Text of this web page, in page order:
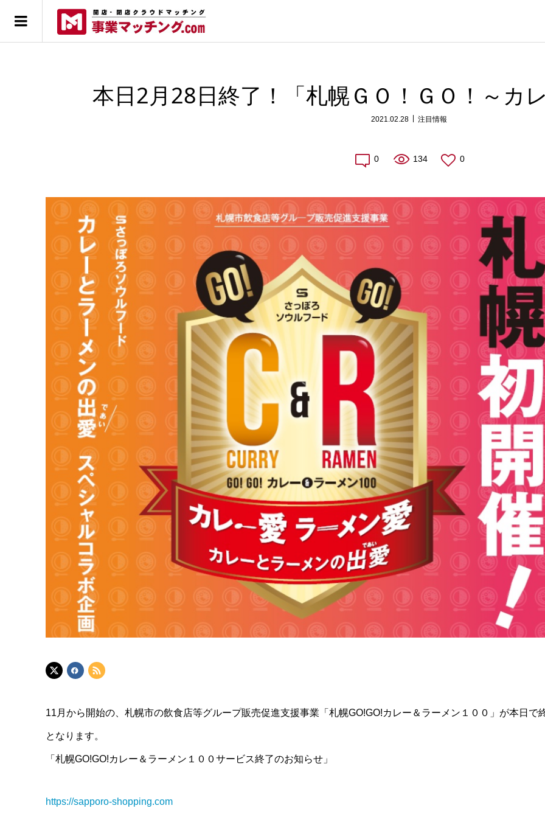
本日2月28日終了！「札幌ＧＯ！ＧＯ！～カ
2021.02.28 注目情報
0 134 0
11月から開始の、札幌市の飲食店等グループ販売促進支援事業「札幌GO!GO!カレー＆ラーメン１００」が本日で
となります。
「札幌GO!GO!カレー＆ラーメン１００サービス終了のお知らせ」
https://sapporo-shopping.com